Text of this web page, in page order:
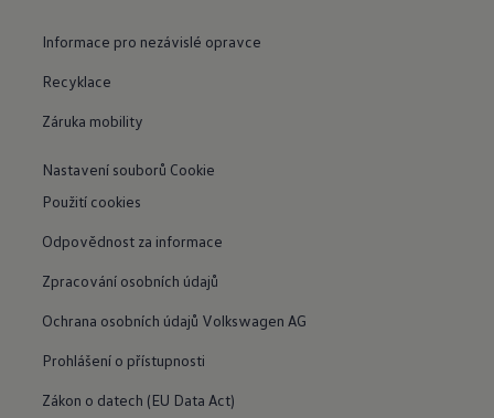
Informace pro nezávislé opravce
Recyklace
Záruka mobility
Nastavení souborů Cookie
Použití cookies
Odpovědnost za informace
Zpracování osobních údajů
Ochrana osobních údajů Volkswagen AG
Prohlášení o přístupnosti
Zákon o datech (EU Data Act)